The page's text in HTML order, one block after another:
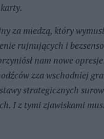
za miedzą, który
rujnujących i
nam nowe
zza wschodniej
strategicznych
I z tymi zjawiskami